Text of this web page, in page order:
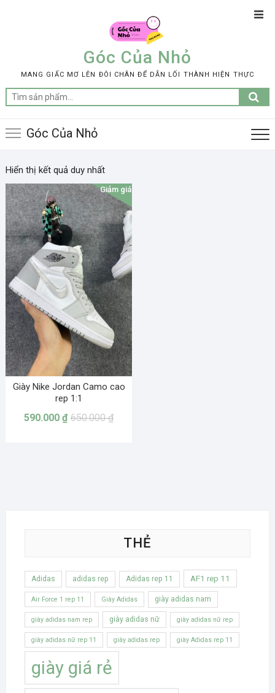
Góc Của Nhỏ
MANG GIẤC MƠ LÊN ĐÔI CHÂN ĐỂ DẪN LỐI THÀNH HIỆN THỰC
Tìm
kiếm:
Góc Của Nhỏ
Hiển thị kết quả duy nhất
Giảm giá!
Giày Nike Jordan Camo cao
rep 1:1
650.000₫
590.000₫
THẺ
Adidas adidas rep Adidas rep 11 AF1 rep 11
Air Force 1 rep 11 Giày Adidas giày adidas nam
giày adidas nam rep giày adidas nữ giày adidas nữ rep
giày adidas nữ rep 11 giày adidas rep giày Adidas rep 11
giày giá rẻ